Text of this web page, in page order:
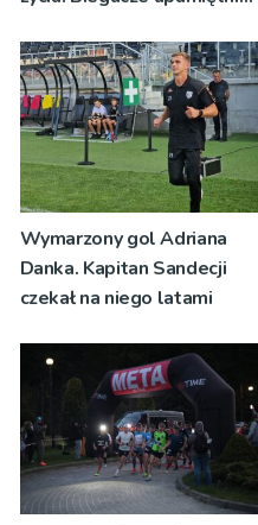
Wymarzony gol Adriana
Danka. Kapitan Sandecji
czekał na niego latami